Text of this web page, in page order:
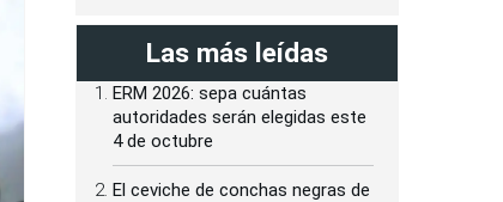
Las más leídas
ERM 2026: sepa cuántas
autoridades serán elegidas este
4 de octubre
El ceviche de conchas negras de